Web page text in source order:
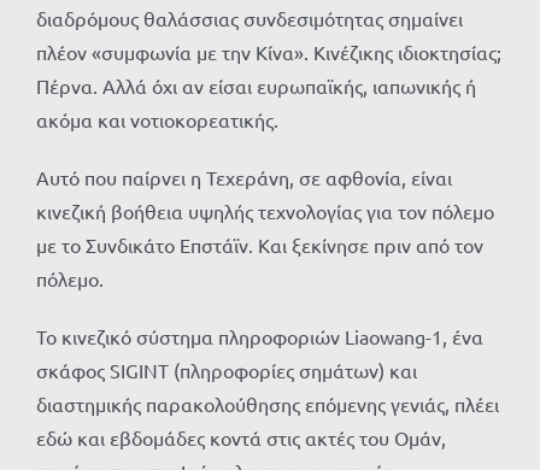
διαδρόμους θαλάσσιας συνδεσιμότητας σημαίνει
πλέον «συμφωνία με την Κίνα». Κινέζικης ιδιοκτησίας;
Πέρνα. Αλλά όχι αν είσαι ευρωπαϊκής, ιαπωνικής ή
ακόμα και νοτιοκορεατικής.
Αυτό που παίρνει η Τεχεράνη, σε αφθονία, είναι
κινεζική βοήθεια υψηλής τεχνολογίας για τον πόλεμο
με το Συνδικάτο Επστάϊν. Και ξεκίνησε πριν από τον
πόλεμο.
Το κινεζικό σύστημα πληροφοριών Liaowang-1, ένα
σκάφος SIGINT (πληροφορίες σημάτων) και
διαστημικής παρακολούθησης επόμενης γενιάς, πλέει
εδώ και εβδομάδες κοντά στις ακτές του Ομάν,